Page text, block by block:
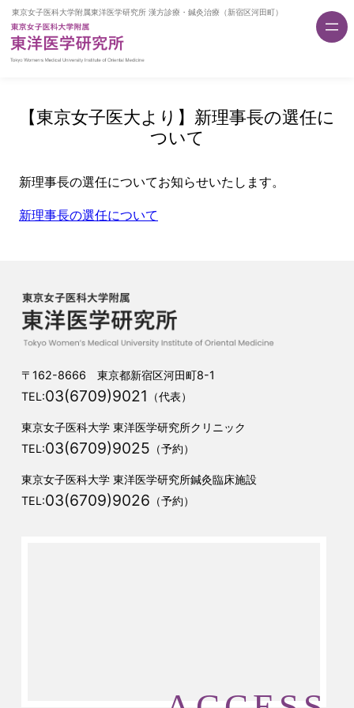
容
を
【東京女子医大より】新理事長の選任に
ついて
新理事長の選任についてお知らせいたします。
新理事長の選任について
〒162-8666 東京都新宿区河田町8-1
TEL:03(6709)9021 （代表）
東京女子医科大学 東洋医学研究所クリニック
TEL:03(6709)9025 （予約）
東京女子医科大学 東洋医学研究所鍼灸臨床施設
TEL:03(6709)9026 （予約）